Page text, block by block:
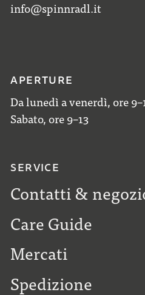
info@spinnradl.it
APERTURE
Da lunedì a venerdì, ore
Sabato, ore 9–13
SERVICE
Contatti &
Care Guide
Mercati
Spedizione